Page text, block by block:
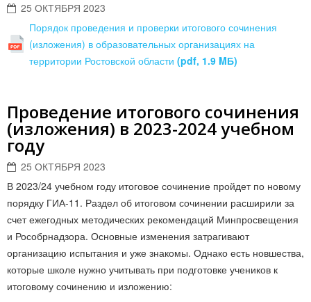
25 ОКТЯБРЯ 2023
Порядок проведения и проверки итогового сочинения
(изложения) в образовательных организациях на
территории Ростовской области (pdf, 1.9 MБ)
Проведение итогового сочинения
(изложения) в 2023-2024 учебном
году
25 ОКТЯБРЯ 2023
В 2023/24 учебном году итоговое сочинение пройдет по новому
порядку ГИА-11. Раздел об итоговом сочинении расширили за
счет ежегодных методических рекомендаций Минпросвещения
и Рособрнадзора. Основные изменения затрагивают
организацию испытания и уже знакомы. Однако есть новшества,
которые школе нужно учитывать при подготовке учеников к
итоговому сочинению и изложению: